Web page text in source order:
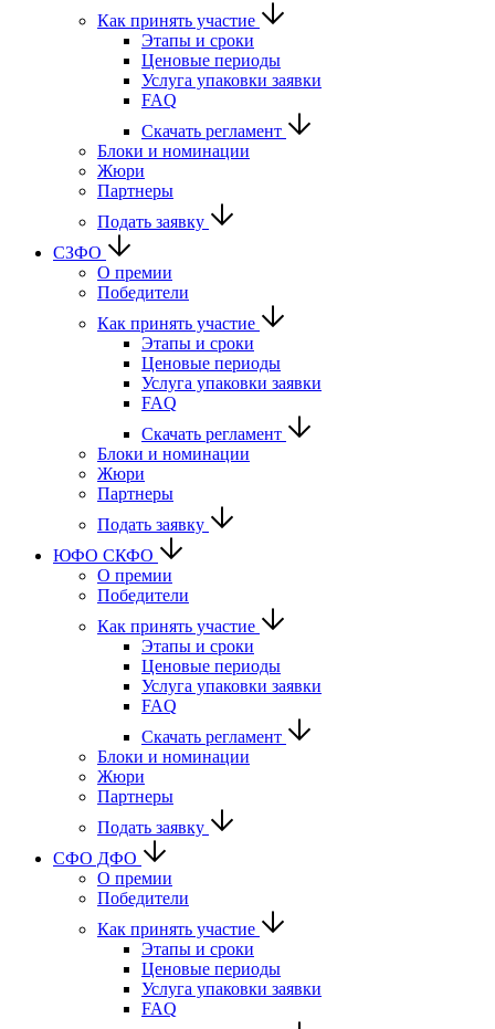
Как принять участие
Этапы и сроки
Ценовые периоды
Услуга упаковки заявки
FAQ
Скачать регламент
Блоки и номинации
Жюри
Партнеры
Подать заявку
СЗФО
О премии
Победители
Как принять участие
Этапы и сроки
Ценовые периоды
Услуга упаковки заявки
FAQ
Скачать регламент
Блоки и номинации
Жюри
Партнеры
Подать заявку
ЮФО СКФО
О премии
Победители
Как принять участие
Этапы и сроки
Ценовые периоды
Услуга упаковки заявки
FAQ
Скачать регламент
Блоки и номинации
Жюри
Партнеры
Подать заявку
CФО ДФО
О премии
Победители
Как принять участие
Этапы и сроки
Ценовые периоды
Услуга упаковки заявки
FAQ